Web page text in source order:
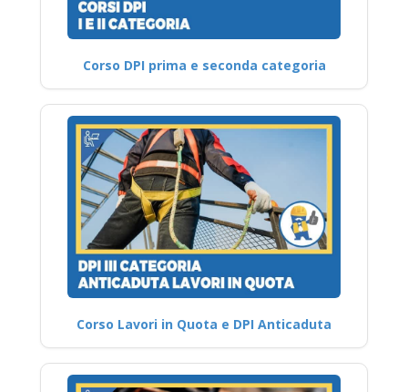
Corso DPI prima e seconda categoria
Corso Lavori in Quota e DPI Anticaduta